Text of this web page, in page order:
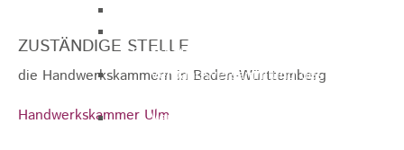
Rosenstein
Verbandsversammlung des
Verbandsversammlung des
ZUSTÄNDIGE STELLE
die Handwerkskammern in Baden-Württemberg
Handwerkskammer Ulm